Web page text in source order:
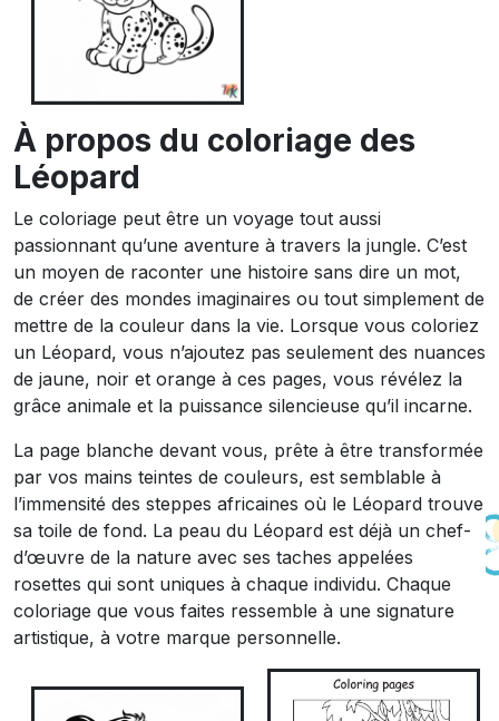
À propos du coloriage des
Léopard
Le coloriage peut être un voyage tout aussi
passionnant qu’une aventure à travers la jungle. C’est
un moyen de raconter une histoire sans dire un mot,
de créer des mondes imaginaires ou tout simplement de
mettre de la couleur dans la vie. Lorsque vous coloriez
un Léopard, vous n’ajoutez pas seulement des nuances
de jaune, noir et orange à ces pages, vous révélez la
grâce animale et la puissance silencieuse qu’il incarne.
La page blanche devant vous, prête à être transformée
par vos mains teintes de couleurs, est semblable à
l’immensité des steppes africaines où le Léopard trouve
sa toile de fond. La peau du Léopard est déjà un chef-
d’œuvre de la nature avec ses taches appelées
rosettes qui sont uniques à chaque individu. Chaque
coloriage que vous faites ressemble à une signature
artistique, à votre marque personnelle.